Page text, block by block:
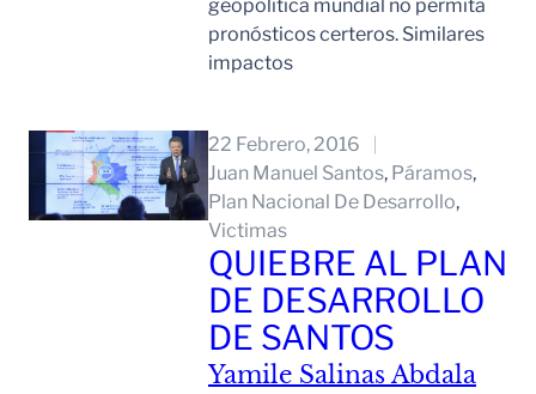
geopolítica mundial no permita
pronósticos certeros. Similares
impactos
22 Febrero, 2016
Juan Manuel Santos, Páramos
Plan Nacional De Desarrollo
Victimas
QUIEBRE AL PLAN
DE DESARROLLO
DE SANTOS
Yamile Salinas Abdala